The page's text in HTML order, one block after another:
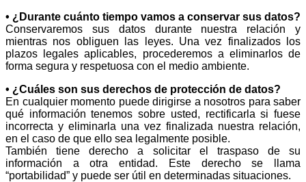
• ¿Durante cuánto tiempo vamos a conservar sus datos?
Conservaremos sus datos durante nuestra relación y
mientras nos obliguen las leyes. Una vez finalizados los
plazos legales aplicables, procederemos a eliminarlos de
forma segura y respetuosa con el medio ambiente.
• ¿Cuáles son sus derechos de protección de datos?
En cualquier momento puede dirigirse a nosotros para saber
qué información tenemos sobre usted, rectificarla si fuese
incorrecta y eliminarla una vez finalizada nuestra relación,
en el caso de que ello sea legalmente posible.
También tiene derecho a solicitar el traspaso de su
información a otra entidad. Este derecho se llama
“portabilidad” y puede ser útil en determinadas situaciones.